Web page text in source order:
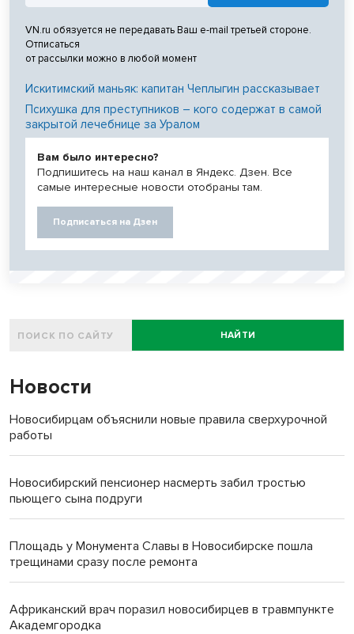
VN.ru обязуется не передавать Ваш e-mail третьей стороне.
Отписаться
от рассылки можно в любой момент
Искитимский маньяк: капитан Чеплыгин рассказывает
Психушка для преступников – кого содержат в самой
закрытой лечебнице за Уралом
Вам было интересно?
Подпишитесь на наш канал в Яндекс. Дзен. Все
самые интересные новости отобраны там.
Подписаться на Дзен
НАЙТИ
Новости
Новосибирцам объяснили новые правила сверхурочной
работы
Новосибирский пенсионер насмерть забил тростью
пьющего сына подруги
Площадь у Монумента Славы в Новосибирске пошла
трещинами сразу после ремонта
Африканский врач поразил новосибирцев в травмпункте
Академгородка